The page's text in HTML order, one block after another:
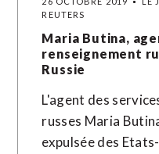
REUTERS
Maria Butina,
renseignement
Russie
L'agent des
russes Maria
expulsée des